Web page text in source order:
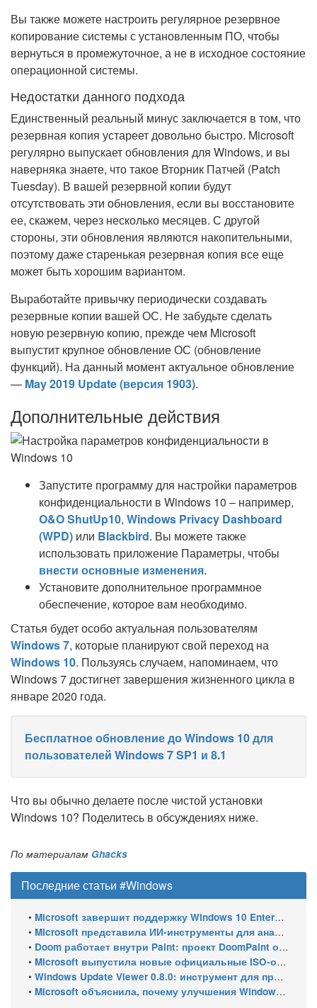
Вы также можете настроить регулярное резервное
копирование системы с установленным ПО, чтобы
вернуться в промежуточное, а не в исходное состояние
операционной системы.
Недостатки данного подхода
Единственный реальный минус заключается в том, что
резервная копия устареет довольно быстро. Microsoft
регулярно выпускает обновления для Windows, и вы
наверняка знаете, что такое Вторник Патчей (Patch
Tuesday). В вашей резервной копии будут
отсутствовать эти обновления, если вы восстановите
ее, скажем, через несколько месяцев. С другой
стороны, эти обновления являются накопительными,
поэтому даже старенькая резервная копия все еще
может быть хорошим вариантом.
Выработайте привычку периодически создавать
резервные копии вашей ОС. Не забудьте сделать
новую резервную копию, прежде чем Microsoft
выпустит крупное обновление ОС (обновление
функций). На данный момент актуальное обновление
— May 2019 Update (версия 1903).
Дополнительные действия
Запустите программу для настройки параметров
конфиденциальности в Windows 10 – например,
O&O ShutUp10, Windows Privacy Dashboard
(WPD) или Blackbird. Вы можете также
использовать приложение Параметры, чтобы
внести основные изменения.
Установите дополнительное программное
обеспечение, которое вам необходимо.
Статья будет особо актуальная пользователям
Windows 7, которые планируют свой переход на
Windows 10. Пользуясь случаем, напоминаем, что
Windows 7 достигнет завершения жизненного цикла в
январе 2020 года.
Бесплатное обновление до Windows 10 для
пользователей Windows 7 SP1 и 8.1
Что вы обычно делаете после чистой установки
Windows 10? Поделитесь в обсуждениях ниже.
По материалам Ghacks
Последние статьи #Windows
• Microsoft завершит поддержку Windows 10 Enterprise LTSC 2021 в январе 2027 года. ESU продлят обновления до января 2030 года
• Microsoft представила ИИ-инструменты для анализа производительности Windows: ETW MCP и WPA MCP
• Doom работает внутри Paint: проект DoomPaint от технического директора Microsoft Azure
• Microsoft выпустила новые официальные ISO-образы Windows 11 для инсайдеров
• Windows Update Viewer 0.8.0: инструмент для просмотра истории обновлений Windows 11 и Windows 10 получил улучшения
• Microsoft объяснила, почему улучшения Windows 11 выходят так медленно